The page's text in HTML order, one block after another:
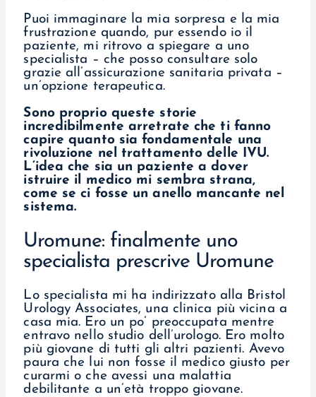
Puoi immaginare la mia sorpresa e la mia
frustrazione quando, pur essendo io il
paziente, mi ritrovo a spiegare a uno
specialista – che posso consultare solo
grazie all’assicurazione sanitaria privata –
un’opzione terapeutica.
Sono proprio queste storie
incredibilmente arretrate che ti fanno
capire quanto sia fondamentale una
rivoluzione nel trattamento delle IVU.
L’idea che sia un paziente a dover
istruire il medico mi sembra strana,
come se ci fosse un anello mancante nel
sistema.
Uromune: finalmente uno
specialista prescrive Uromune
Lo specialista mi ha indirizzato alla Bristol
Urology Associates, una clinica più vicina a
casa mia. Ero un po’ preoccupata mentre
entravo nello studio dell’urologo. Ero molto
più giovane di tutti gli altri pazienti. Avevo
paura che lui non fosse il medico giusto per
curarmi o che avessi una malattia
debilitante a un’età troppo giovane.